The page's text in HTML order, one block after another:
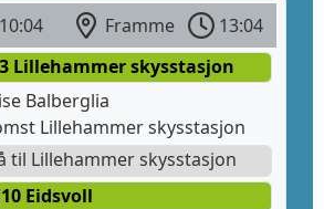
10:04 Framme
13:04
Lillehammer skysstasjon
Balberglia
Lillehammer skysstasjon
til Lillehammer skysstasjon
Eidsvoll